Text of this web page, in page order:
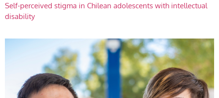
Self-perceived stigma in Chilean adolescents with intellectual
disability